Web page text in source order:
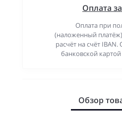
Оплата
Оплата при
(наложенный
расчёт на счёт
банковской картой
Обзор